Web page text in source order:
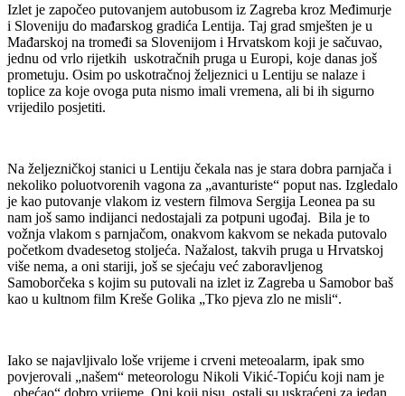
Izlet je započeo putovanjem autobusom iz Zagreba kroz Međimurje
i Sloveniju do mađarskog gradića Lentija. Taj grad smješten je u
Mađarskoj na tromeđi sa Slovenijom i Hrvatskom koji je sačuvao,
jednu od vrlo rijetkih uskotračnih pruga u Europi, koje danas još
prometuju. Osim po uskotračnoj željeznici u Lentiju se nalaze i
toplice za koje ovoga puta nismo imali vremena, ali bi ih sigurno
vrijedilo posjetiti.
Na željezničkoj stanici u Lentiju čekala nas je stara dobra parnjača i
nekoliko poluotvorenih vagona za „avanturiste“ poput nas. Izgledalo
je kao putovanje vlakom iz vestern filmova Sergija Leonea pa su
nam još samo indijanci nedostajali za potpuni ugođaj. Bila je to
vožnja vlakom s parnjačom, onakvom kakvom se nekada putovalo
početkom dvadesetog stoljeća. Nažalost, takvih pruga u Hrvatskoj
više nema, a oni stariji, još se sjećaju već zaboravljenog
Samoborčeka s kojim su putovali na izlet iz Zagreba u Samobor baš
kao u kultnom film Kreše Golika „Tko pjeva zlo ne misli“.
Iako se najavljivalo loše vrijeme i crveni meteoalarm, ipak smo
povjerovali „našem“ meteorologu Nikoli Vikić-Topiću koji nam je
„obećao“ dobro vrijeme. Oni koji nisu, ostali su uskraćeni za jedan